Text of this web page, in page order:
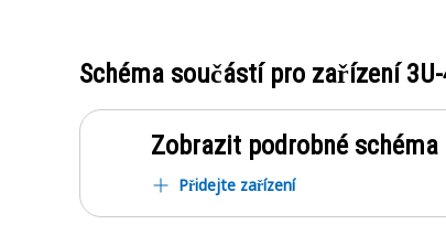
Schéma součástí pro zařízení
Zobrazit podrobné
Přidejte zařízení